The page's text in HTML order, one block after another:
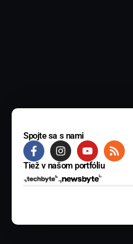
Spojte sa s nami
Tiež v našom portfóliu